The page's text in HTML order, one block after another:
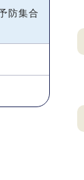
防集合